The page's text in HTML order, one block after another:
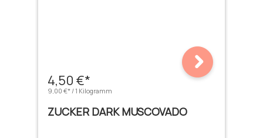
4,50 €*
9,00 €* / 1 Kilogramm
ZUCKER DARK MUSCOVADO